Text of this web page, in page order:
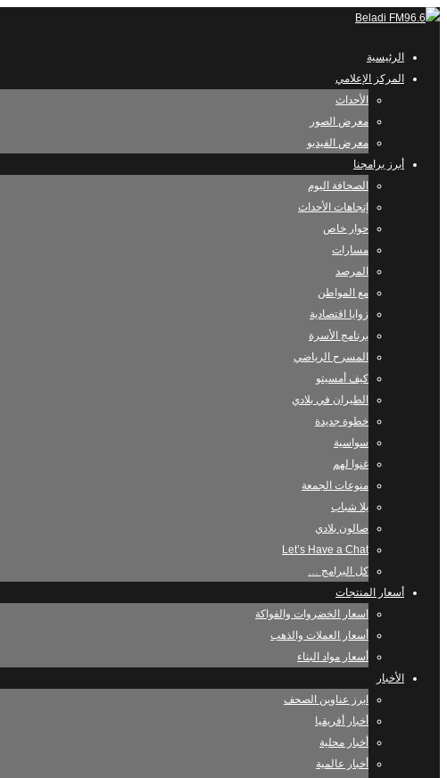
الرئيسية
المركز الإعلامي
الأحداث
معرض الصور
معرض الفيديو
أبرز برامجنا
الصحافة اليوم
إتجاهات الأحداث
حوار خاص
مسارات
المرصد
مع المواطن
زوايا اقتصادية
برنامج الأسرة
المسرح الرياضي
كيف أمسيتو
الطيران في بلادي
خطوة جديدة
سواسية
غنوا لهم
منوعات الجمعة
يلا شباب
صالون بلادي
Let’s Have a Chat
كل البرامج …
أسعار المنتجات
اسعار الخضروات والفواكة
أسعار العملات والذهب
أسعار مواد البناء
الأخبار
ابرز عناوين الصحف
أخبار أفريقيا
أخبار محلية
أخبار عالمية